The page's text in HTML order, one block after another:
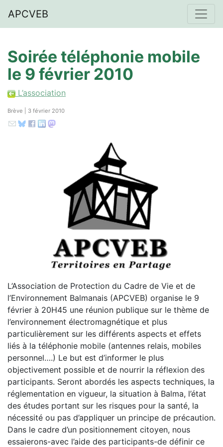
APCVEB
Soirée téléphonie mobile
le 9 février 2010
L’association
Brève | 3 février 2010
L’Association de Protection du Cadre de Vie et de
l’Environnement Balmanais (APCVEB) organise le 9
février à 20H45 une réunion publique sur le thème de
l’environnement électromagnétique et plus
particulièrement sur les différents aspects et effets
liés à la téléphonie mobile (antennes relais, mobiles
personnel….) Le but est d’informer le plus
objectivement possible et de nourrir la réflexion des
participants. Seront abordés les aspects techniques, la
réglementation en vigueur, la situation à Balma, l’état
des études portant sur les risques pour la santé, la
nécessité ou pas d’appliquer un principe de précaution.
Dans le cadre d’un positionnement citoyen, nous
essaierons-avec l’aide des participants-de définir ce